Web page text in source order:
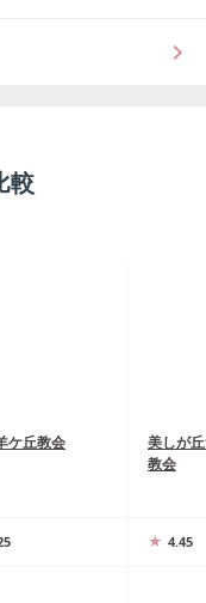
較
ケ丘教会
美しが
教会
4.45